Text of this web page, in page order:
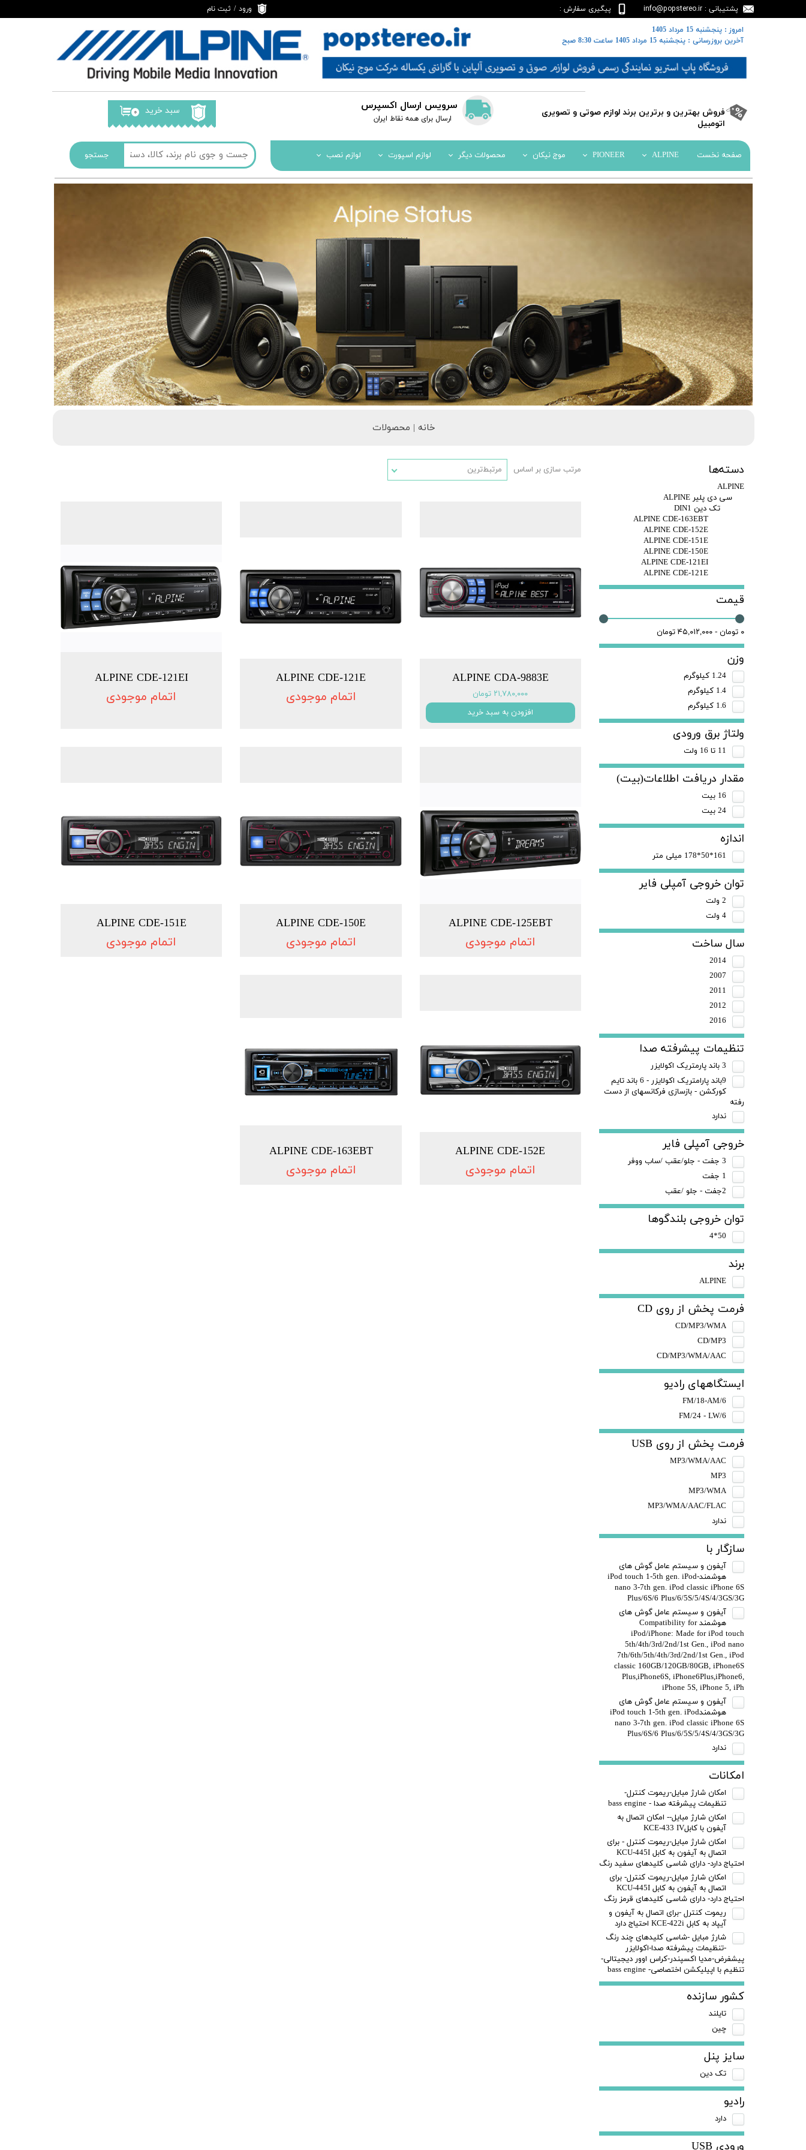
جستجو
سرویس ارسال اکسپرس
​​ارسال برای همه نقاط ایران
پشتیبانی : info@popstereo.ir
پیگیری سفارش :
02188457837
ورود / ثبت نام
تغییر گذر واژه
سفارشات
خروج از حساب
۰ سبد خرید
​فروش بهترین و برترین برند لوازم صوتی و تصویری
اتومبیل​​​​​​​
صفحه نخست ALPINE
چنجر ALPINE
ساب ووفر ALPINE
کامپوننت ALPINE
اسپیکر ALPINE
PIONEER موج نیکان محصولات دیگر لوازم اسپورت لوازم نصب
​​امروز : پنجشنبه 15 مرداد 1405
​​​​​​​آخرین بروزرسانی : پنجشنبه 15 مرداد 1405 ساعت 8:30 صبح
خانه | محصولات
دسته‌ها
ALPINE
سی دی پلیر ALPINE
تک دین DIN1
ALPINE CDE-163EBT
ALPINE CDE-152E
ALPINE CDE-151E
ALPINE CDE-150E
ALPINE CDE-121EI
ALPINE CDE-121E
قیمت
۰ تومان - ۴۵,۰۱۲,۰۰۰ تومان
وزن
1.24 کیلوگرم
1.4 کیلوگرم
1.6 کیلوگرم
ولتاژ برق ورودی
11 تا 16 ولت
مقدار دریافت اطلاعات(بیت)
16 بیت
24 بیت
اندازه
161*50*178 میلی متر
توان خروجی آمپلی فایر
2 ولت
4 ولت
سال ساخت
2014
2007
2011
2012
2016
تنظیمات پیشرفته صدا
3 باند پارمتریک اکولایزر
9باند پارامتریک اکولایزر - 6 باند تایم
کورکشن - بازسازی فرکانسهای از دست
رفته
ندارد
خروجی آمپلی فایر
3 جفت - جلو/عقب /ساب ووفر
1 جفت
2جفت - جلو /عقب
توان خروجی بلندگوها
50*4
برند
ALPINE
فرمت پخش از روی CD
CD/MP3/WMA
CD/MP3
CD/MP3/WMA/AAC
ایستگاههای رادیو
FM/18-AM/6
FM/24 - LW/6
فرمت پخش از روی USB
MP3/WMA/AAC
MP3
MP3/WMA
MP3/WMA/AAC/FLAC
ندارد
سازگار با
آیفون و سیستم عامل گوش های
هوشمند-iPod touch 1-5th gen. iPod
nano 3-7th gen. iPod classic iPhone 6S
Plus/6S/6 Plus/6/5S/5/4S/4/3GS/3G
آیفون و سیستم عامل گوش های
هوشمند Compatibility for
iPod/iPhone: Made for iPod touch
5th/4th/3rd/2nd/1st Gen., iPod nano
7th/6th/5th/4th/3rd/2nd/1st Gen., iPod
classic 160GB/120GB/80GB, iPhone6S
Plus,iPhone6S, iPhone6Plus,iPhone6,
iPhone 5S, iPhone 5, iPh
آیفون و سیستم عامل گوش های
هوشمندiPod touch 1-5th gen. iPod
nano 3-7th gen. iPod classic iPhone 6S
Plus/6S/6 Plus/6/5S/5/4S/4/3GS/3G
ندارد
امکانات
امکان شارژ مبایل-ریموت کنترل-
تنظیمات پیشرفته صدا - bass engine
امکان شارژ مبایل-- امکان اتصال به
آیفون با کابلKCE-433 IV
امکان شارژ مبایل-ریموت کنترل - برای
اتصال به آیفون به کابل KCU-445I
احتیاج دارد- دارای شاسی کلیدهای سفید رنگ
امکان شارژ مبایل-ریموت کنترل- برای
اتصال به آیفون به کابل KCU-445I
احتیاج دارد- دارای شاسی کلیدهای قرمز رنگ
ریموت کنترل -برای اتصال به آیفون و
آیپاد به کابل KCE-422i احتیاج دارد
شارژ مبایل -شاسی کلیدهای چند رنگ
-تنظیمات پیشرفته صدا-اکولایزر
پیشفرض-مدیا اکسپندر-کراس اوور دیجیتالی-
تنظیم با اپیلیکشن اختصاصی- bass engine
کشور سازنده
تایلند
چین
سایز پنل
تک دین
رادیو
دارد
ورودی USB
مرتب سازی بر اساس مرتبط‌ترین
ALPINE CDA-9883E
۲۱,۷۸۰,۰۰۰ تومان
افزودن به سبد خرید
ALPINE CDE-121E
اتمام موجودی
ALPINE CDE-121EI
اتمام موجودی
ALPINE CDE-125EBT
اتمام موجودی
ALPINE CDE-150E
اتمام موجودی
ALPINE CDE-151E
اتمام موجودی
ALPINE CDE-152E
اتمام موجودی
ALPINE CDE-163EBT
اتمام موجودی